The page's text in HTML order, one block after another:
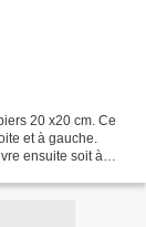
20 x20 cm. Ce
et à gauche.
ensuite soit à